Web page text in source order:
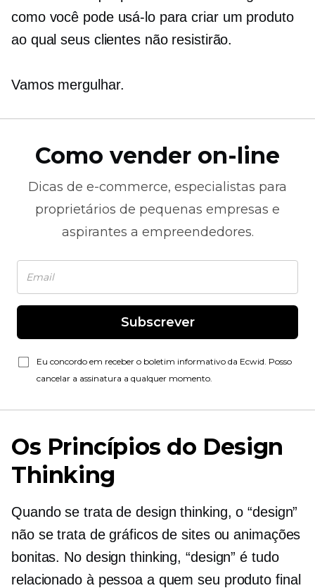
como você pode usá-lo para criar um produto
ao qual seus clientes não resistirão.
Vamos mergulhar.
Como vender on-line
Dicas de e-commerce, especialistas para
proprietários de pequenas empresas e
aspirantes a empreendedores.
Subscrever
Eu concordo em receber o boletim informativo da Ecwid. Posso
cancelar a assinatura a qualquer momento.
Os Princípios do Design
Thinking
Quando se trata de design thinking, o “design”
não se trata de gráficos de sites ou animações
bonitas. No design thinking, “design” é tudo
relacionado à pessoa a quem seu produto final